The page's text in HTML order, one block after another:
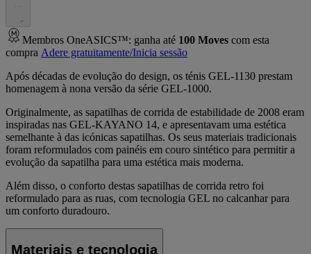
Membros OneASICS™: ganha até 100 Moves com esta
compra Adere gratuitamente/Inicia sessão
Após décadas de evolução do design, os ténis GEL-1130 prestam
homenagem à nona versão da série GEL-1000.
Originalmente, as sapatilhas de corrida de estabilidade de 2008 eram
inspiradas nas GEL-KAYANO 14, e apresentavam uma estética
semelhante à das icónicas sapatilhas. Os seus materiais tradicionais
foram reformulados com painéis em couro sintético para permitir a
evolução da sapatilha para uma estética mais moderna.
Além disso, o conforto destas sapatilhas de corrida retro foi
reformulado para as ruas, com tecnologia GEL no calcanhar para
um conforto duradouro.
Materiais e tecnologia